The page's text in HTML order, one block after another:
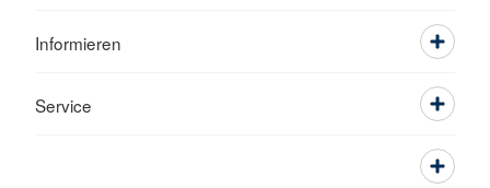
Informieren
Service